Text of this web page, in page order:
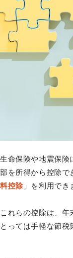
生命保険や地震保険
部を所得から控除で
料控除 」を利用でき
これらの控除は、年
とっては手軽な節税